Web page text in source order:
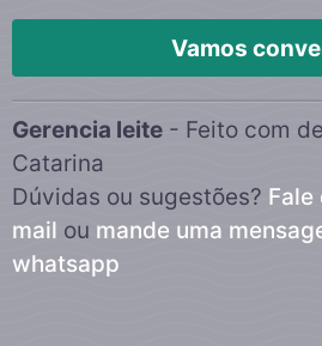
Vamos
Gerencia leite- Feito com
Catarina
Dúvidas ou sugestões? Fale
mail ou mande uma
whatsapp